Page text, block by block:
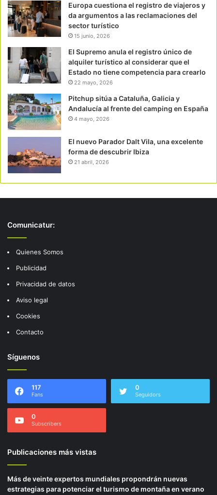
Europa cuestiona el registro de viajeros y
da argumentos a las reclamaciones del
sector turístico
15 junio, 2026
El Supremo anula el registro único de
alquiler turístico al considerar que el
Estado no tiene competencia para crearlo
22 mayo, 2026
Pitchup sitúa a Cataluña, Galicia y
Andalucía al frente del camping en España
4 mayo, 2026
El nuevo Parador Dalt Vila, una excelente
forma de descubrir Ibiza
21 abril, 2026
Comunicatur:
Quienes Somos
Publicidad
Privacidad de datos
Aviso legal
Cookies
Contacto
Síguenos
117
Fans
0
Seguidors
0
Subscribers
Publicaciones más vistas
Más de veinte expertos mundiales propondrán nuevas
estrategias para potenciar el turismo de montaña en verano